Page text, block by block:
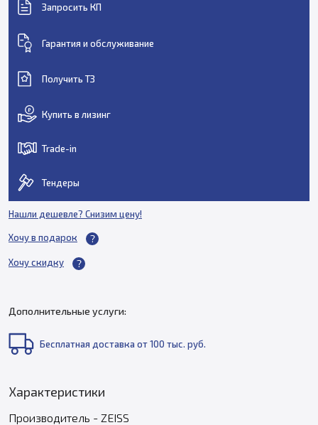
Запросить КП
Гарантия и обслуживание
Получить ТЗ
Купить в лизинг
Trade-in
Тендеры
Нашли дешевле? Снизим цену!
Хочу в подарок
Хочу скидку
Дополнительные услуги:
Бесплатная доставка от 100 тыс. руб.
Характеристики
Производитель - ZEISS